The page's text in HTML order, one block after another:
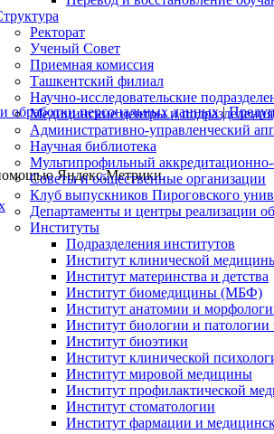
Ректорат
Ученый Совет
Приемная комиссия
Ташкентский филиал
Научно-исследовательские
Медицинские центры и подразделения
Административно-управленческий
Научная библиотека
Мультипрофильный
Советы и общественные организации
Клуб выпускников Пироговского
Департаменты и центры реализации
Институты
Подразделения институтов
Институт клинической
Институт материнства и детства
Институт биомедицины (МБФ)
Институт анатомии и
Институт биологии и патологии
Институт биоэтики
Институт клинической
Институт мировой медицины
Институт профилактической
Институт стоматологии
Институт фармации и
обработки персональных данных|
помощью Яндекс.Метрики.